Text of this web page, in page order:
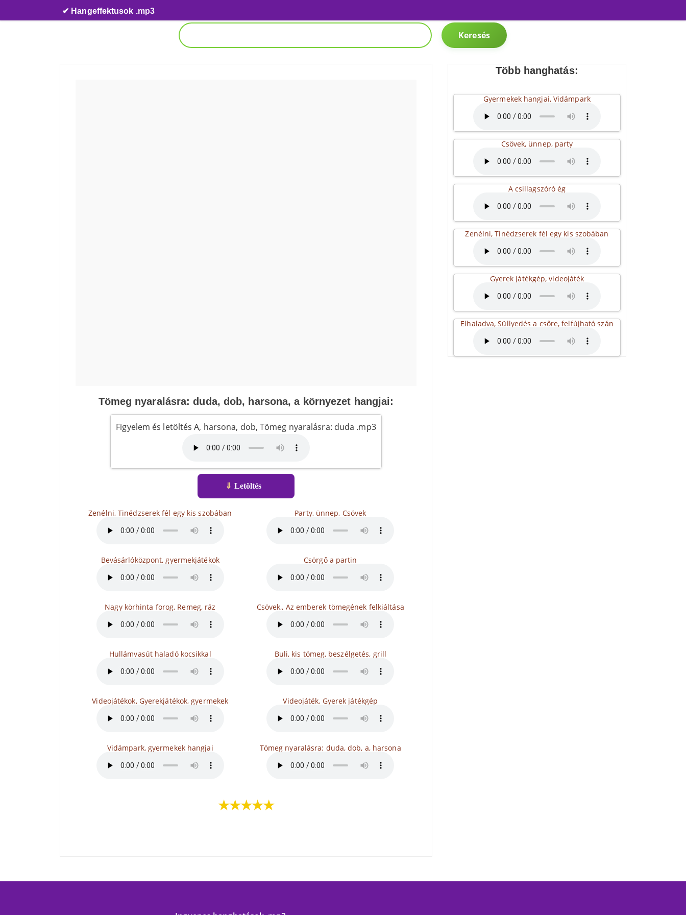
✔ Hangeffektusok .mp3
Keresés
Tömeg nyaralásra: duda, dob, harsona, a környezet hangjai:
Figyelem és letöltés A, harsona, dob, Tömeg nyaralásra: duda .mp3
⇓ Letöltés
Zenélni, Tinédzserek fél egy kis szobában
Bevásárlóközpont, gyermekjátékok
Nagy körhinta forog, Remeg, ráz
Hullámvasút haladó kocsikkal
Videojátékok, Gyerekjátékok, gyermekek
Vidámpark, gyermekek hangjai
Party, ünnep, Csövek
Csörgő a partin
Csövek,, Az emberek tömegének felkiáltása
Buli, kis tömeg, beszélgetés, grill
Videojáték, Gyerek játékgép
Tömeg nyaralásra: duda, dob, a, harsona
★★★★★
Több hanghatás:
Gyermekek hangjai, Vidámpark
Csövek, ünnep, party
A csillagszóró ég
Zenélni, Tinédzserek fél egy kis szobában
Gyerek játékgép, videojáték
Elhaladva, Süllyedés a csőre, felfújható szán